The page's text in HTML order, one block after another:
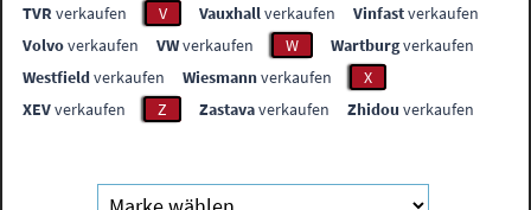
TVR verkaufen V Vauxhallverkaufen Vinfastverkaufen
Volvoverkaufen VWverkaufen W Wartburgverkaufen
Westfieldverkaufen Wiesmannverkaufen
X
XEVverkaufen Z Zastavaverkaufen Zhidou verkaufen